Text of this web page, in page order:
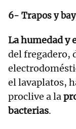
6- Trapos y
La humedad y
del fregadero,
el lavaplatos,
proclive a la
bacterias.